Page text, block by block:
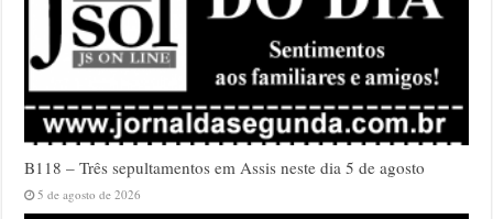
B118 – Três sepultamentos em Assis neste dia 5 de agosto
5 de agosto de 2026